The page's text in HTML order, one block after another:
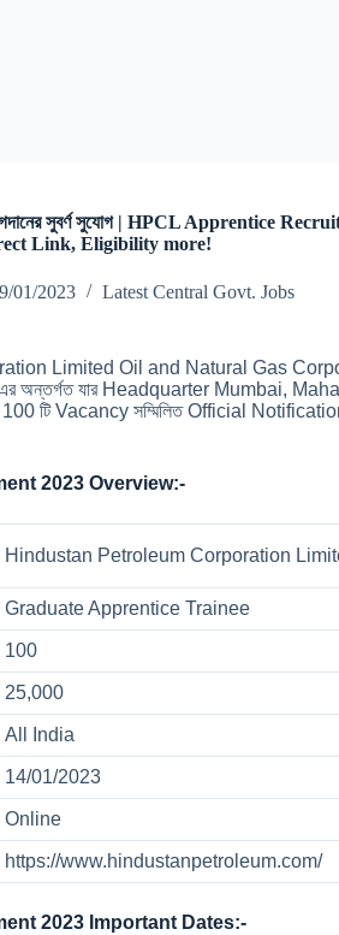
যোগদানের সুবর্ণ সুযোগ | HPCL Apprentice
Link, Eligibility more!
01/2023 Latest Central Govt. Jobs
Limited Oil and Natural Gas
যার Headquarter Mumbai,
100 টি Vacancy সম্মিলিত Official Notification
2023 Overview:-
Hindustan Petroleum Corporation
Graduate Apprentice Trainee
100
25,000
All India
14/01/2023
Online
https://www.hindustanpetroleum.com/
2023 Important Dates:-